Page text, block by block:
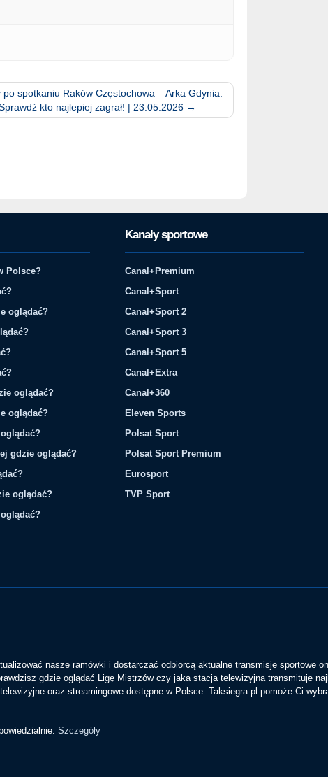
po spotkaniu Raków Częstochowa – Arka Gdynia.
kto najlepiej zagrał! | 23.05.2026 →
Polsce?
oglądać?
oglądać?
oglądać?
gdzie oglądać?
oglądać?
Kanały sportowe
Canal+Premium
Canal+Sport
Canal+Sport 2
Canal+Sport 3
Canal+Sport 5
Canal+Extra
Canal+360
Eleven Sports
Polsat Sport
Polsat Sport Premium
Eurosport
TVP Sport
nasze ramówki i dostarczać odbiorcą aktualne transmisje sportowe
gdzie oglądać Ligę Mistrzów czy jaka stacja telewizyjna transmituje
oraz streamingowe dostępne w Polsce. Taksiegra.pl pomoże Ci
Szczegóły